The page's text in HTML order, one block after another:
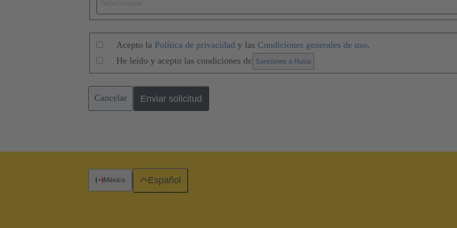
Acepto la Política de privacidad y las Condiciones generales de uso.
He leído y acepto las condiciones de Sanciones a Rusia
Cancelar Enviar solicitud
México Español